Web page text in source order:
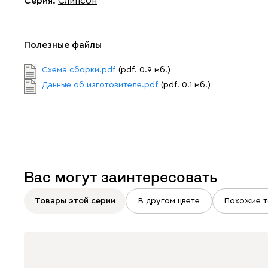
Полезные файлы
Схема сборки.pdf (pdf. 0.9 мб.)
Данные об изготовителе.pdf (pdf. 0.1 мб.)
Вас могут заинтересовать
Товары этой серии В другом цвете Похожие